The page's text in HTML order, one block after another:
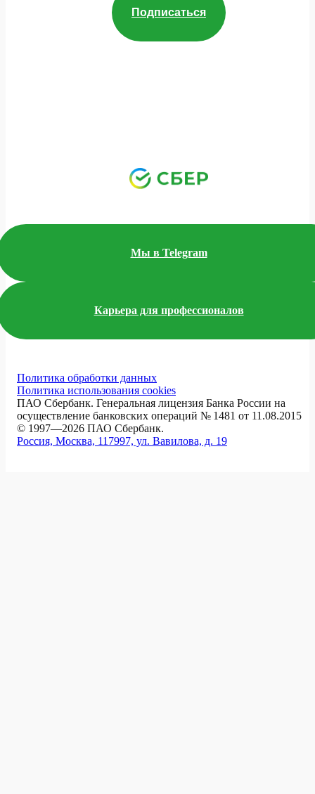
Подписаться
Мы в Telegram
Карьера для профессионалов
© 1997—2026 ПАО Сбербанк.
Россия, Москва, 117997, ул. Вавилова, д. 19
ПАО Сбербанк. Генеральная лицензия Банка России на
осуществление банковских операций № 1481 от 11.08.2015
Политика обработки данных
Политика использования cookies